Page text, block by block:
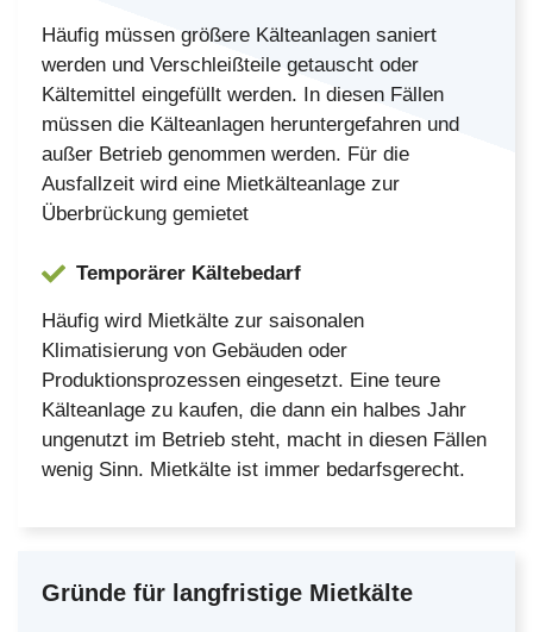
Häufig müssen größere Kälteanlagen saniert
werden und Verschleißteile getauscht oder
Kältemittel eingefüllt werden. In diesen Fällen
müssen die Kälteanlagen heruntergefahren und
außer Betrieb genommen werden. Für die
Ausfallzeit wird eine Mietkälteanlage zur
Überbrückung gemietet
Temporärer Kältebedarf
Häufig wird Mietkälte zur saisonalen
Klimatisierung von Gebäuden oder
Produktionsprozessen eingesetzt. Eine teure
Kälteanlage zu kaufen, die dann ein halbes Jahr
ungenutzt im Betrieb steht, macht in diesen Fällen
wenig Sinn. Mietkälte ist immer bedarfsgerecht.
Gründe für langfristige Mietkälte